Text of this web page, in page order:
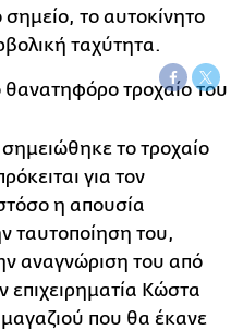
το αυτοκίνητο
ταχύτητα.
το τροχαίο
για τον
η απουσία
ταυτοποίηση του,
αναγνώριση του από
επιχειρηματία Κώστα
που θα έκανε